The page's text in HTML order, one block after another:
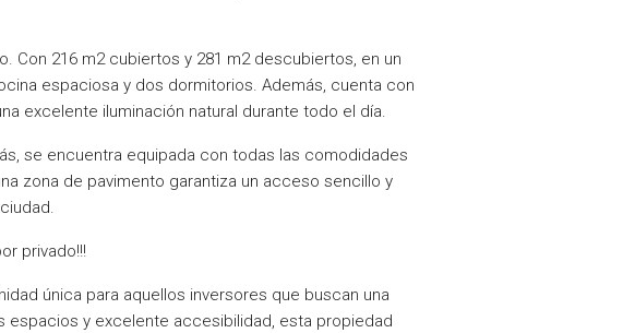
Con 216 m2 cubiertos y 281 m2 descubiertos, en un
espaciosa y dos dormitorios. Además, cuenta con
excelente iluminación natural durante todo el día.
se encuentra equipada con todas las comodidades
zona de pavimento garantiza un acceso sencillo y
privado!!!
única para aquellos inversores que buscan una
espacios y excelente accesibilidad, esta propiedad